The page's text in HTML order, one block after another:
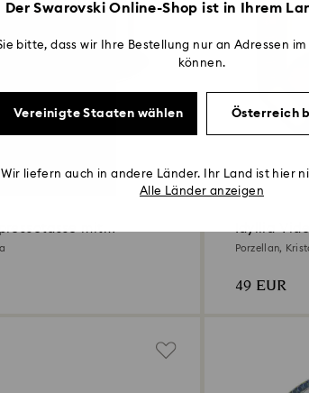
mit
Idyllia
Porzellan,
49 EUR
Der Swarovski Online-Shop ist in Ihrem
bitte, dass wir Ihre Bestellung nur an Adressen
können.
Vereinigte Staaten wählen Österreich
Wir liefern auch in andere Länder. Ihr Land ist hier
Alle Länder anzeigen